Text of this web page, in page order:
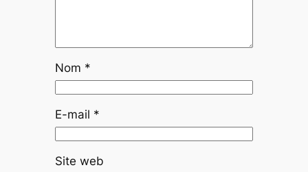
Nom *
E-mail *
Site web